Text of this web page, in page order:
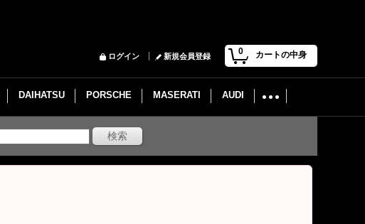
0 カートの中身
ログイン 新規会員登録
DAIHATSU PORSCHE MASERATI AUDI